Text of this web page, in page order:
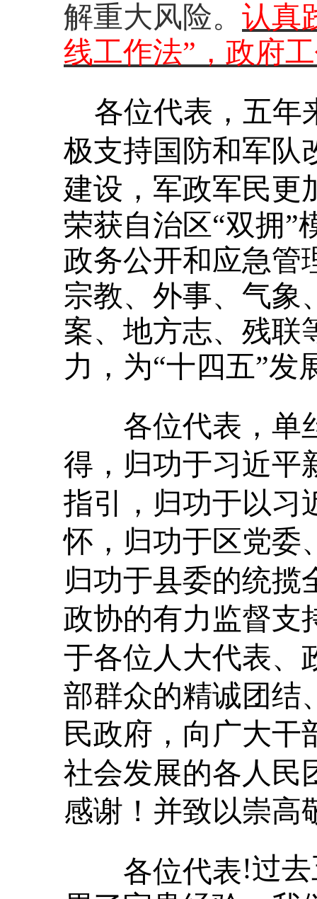
解重大风险。 认真
线工作法”，政府
各位代表，五年
极支持国防和军队
建设，军政军民更
荣获自治区“双拥”
政务公开和应急管
宗教、外事、气象
案、地方志、残联
力，为“十四五”发
各位代表，单
得，归功于习近平
指引，归功于以习
怀，归功于区党委
归功于县委的统揽
政协的有力监督支
于各位人大代表、
部群众的精诚团结
民政府，向广大干
社会发展的各人民
感谢！并致以崇高
各位代表!过